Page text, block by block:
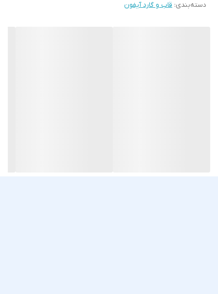
برای شما فراهم می کند. شما با استفاده از این قاب مشکلی برای استفاده
دسته‌بندی: قاب و گارد آیفون